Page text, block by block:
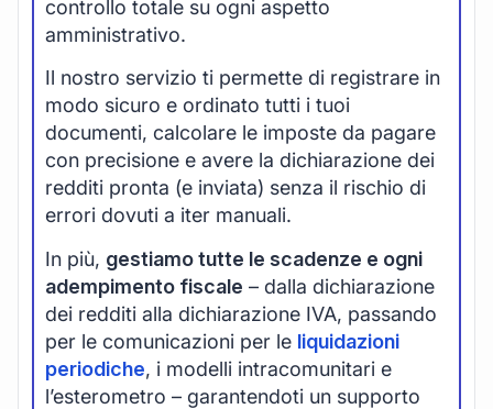
controllo totale su ogni aspetto
amministrativo.
Il nostro servizio ti permette di registrare in
modo sicuro e ordinato tutti i tuoi
documenti, calcolare le imposte da pagare
con precisione e avere la dichiarazione dei
redditi pronta (e inviata) senza il rischio di
errori dovuti a iter manuali.
In più, gestiamo tutte le scadenze e ogni
adempimento fiscale – dalla dichiarazione
dei redditi alla dichiarazione IVA, passando
per le comunicazioni per le liquidazioni
periodiche, i modelli intracomunitari e
l’esterometro – garantendoti un supporto